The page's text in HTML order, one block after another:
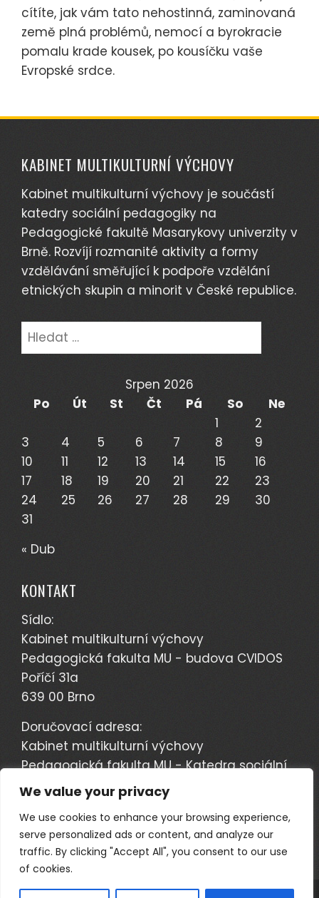
We value your privacy
We use cookies to enhance your browsing experience,
serve personalized ads or content, and analyze our
traffic. By clicking "Accept All", you consent to our use
of cookies.
cítíte, jak vám tato nehostinná, zaminovaná
země plná problémů, nemocí a byrokracie
pomalu krade kousek, po kousíčku vaše
Evropské srdce.
KABINET MULTIKULTURNÍ VÝCHOVY
Kabinet multikulturní výchovy je součástí
katedry sociální pedagogiky na
Pedagogické fakultě Masarykovy univerzity v
Brně. Rozvíjí rozmanité aktivity a formy
vzdělávání směřující k podpoře vzdělání
etnických skupin a minorit v České republice.
Vyhledávání
Srpen 2026
Po
Út St Čt Pá So
Ne
1
2
3
4 5 6 7 8
9
10
11 12 13 14 15
16
17
18 19 20 21 22
23
24
25 26 27 28 29
30
31
« Dub
KONTAKT
Sídlo:
Kabinet multikulturní výchovy
Pedagogická fakulta MU - budova CVIDOS
Poříčí 31a
639 00 Brno
Doručovací adresa:
Kabinet multikulturní výchovy
Pedagogická fakulta MU - Katedra sociální
pedagogiky
603 00 Brno